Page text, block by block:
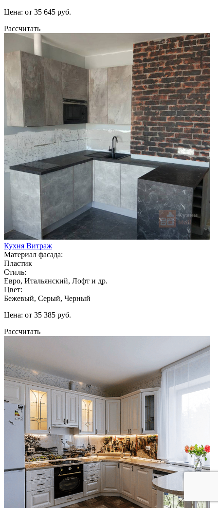
Цена: от 35 645 руб.
Рассчитать
Кухня Витраж
Материал фасада:
Пластик
Стиль:
Евро, Итальянский, Лофт и др.
Цвет:
Бежевый, Серый, Черный
Цена: от 35 385 руб.
Рассчитать